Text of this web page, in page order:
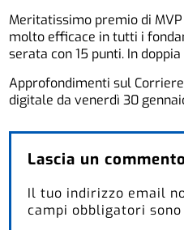
Meritatissimo premio di
molto efficace in tutti i
serata con 15 punti. In
Approfondimenti sul
digitale da venerdì 30
Lascia un commento
Il tuo indirizzo email
campi obbligatori